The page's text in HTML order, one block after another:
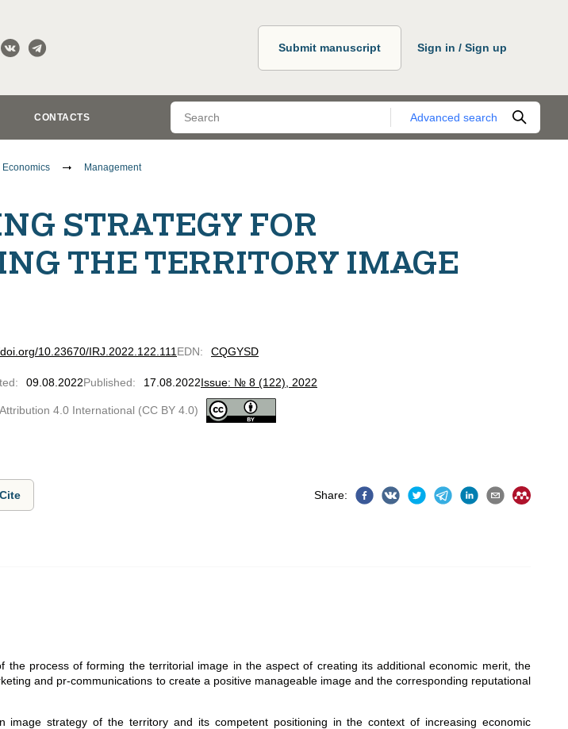
Submit manuscript Sign in / Sign up
CONTACTS Advanced search
Economics Management
STRATEGY FOR
THE TERRITORY IMAGE
10.23670/IRJ.2022.122.111 EDN: CQGYSD
: 09.08.2022Published: 17.08.2022Issue: № 8 (122), 2022
4.0 International (CC BY 4.0)
Cite Share:
the process of forming the territorial image in the aspect of creating its additional economic merit, the
and pr-communications to create a positive manageable image and the corresponding reputational
image strategy of the territory and its competent positioning in the context of increasing economic